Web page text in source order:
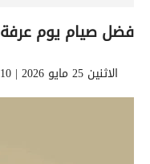
فضل صيام يوم
الاثنين 25 مايو 2026 | 12:10 مساءً